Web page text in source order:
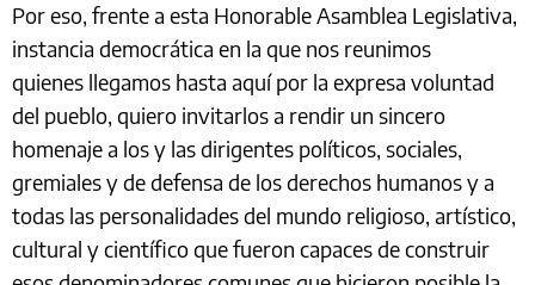
Por eso, frente a esta Honorable Asamblea Legislativa,
instancia democrática en la que nos reunimos
quienes llegamos hasta aquí por la expresa voluntad
del pueblo, quiero invitarlos a rendir un sincero
homenaje a los y las dirigentes políticos, sociales,
gremiales y de defensa de los derechos humanos y a
todas las personalidades del mundo religioso, artístico,
cultural y científico que fueron capaces de construir